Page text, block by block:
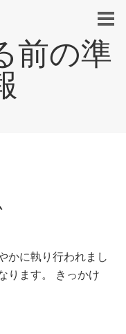
前の準
かに執り行われまし
ります。 きっかけ